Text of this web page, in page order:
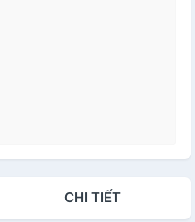
CHI TIẾT